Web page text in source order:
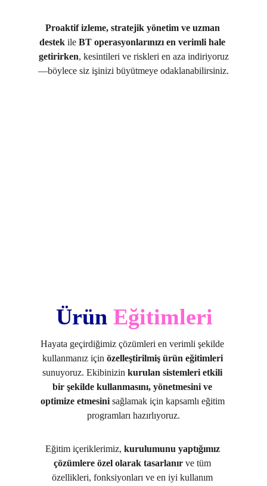
Proaktif izleme, stratejik yönetim ve uzman
destek ile BT operasyonlarınızı en verimli hale
getirirken, kesintileri ve riskleri en aza indiriyoruz
—böylece siz işinizi büyütmeye odaklanabilirsiniz.
Ürün Eğitimleri
Hayata geçirdiğimiz çözümleri en verimli şekilde
kullanmanız için özelleştirilmiş ürün eğitimleri
sunuyoruz. Ekibinizin kurulan sistemleri etkili
bir şekilde kullanmasını, yönetmesini ve
optimize etmesini sağlamak için kapsamlı eğitim
programları hazırlıyoruz.
Eğitim içeriklerimiz, kurulumunu yaptığımız
çözümlere özel olarak tasarlanır ve tüm
özellikleri, fonksiyonları ve en iyi kullanım